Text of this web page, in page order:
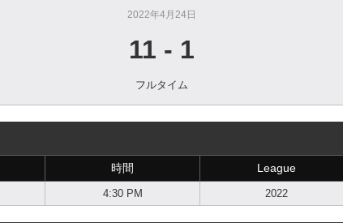
2022年4月24日
11 - 1
フルタイム
時間 League
4:30 PM 2022